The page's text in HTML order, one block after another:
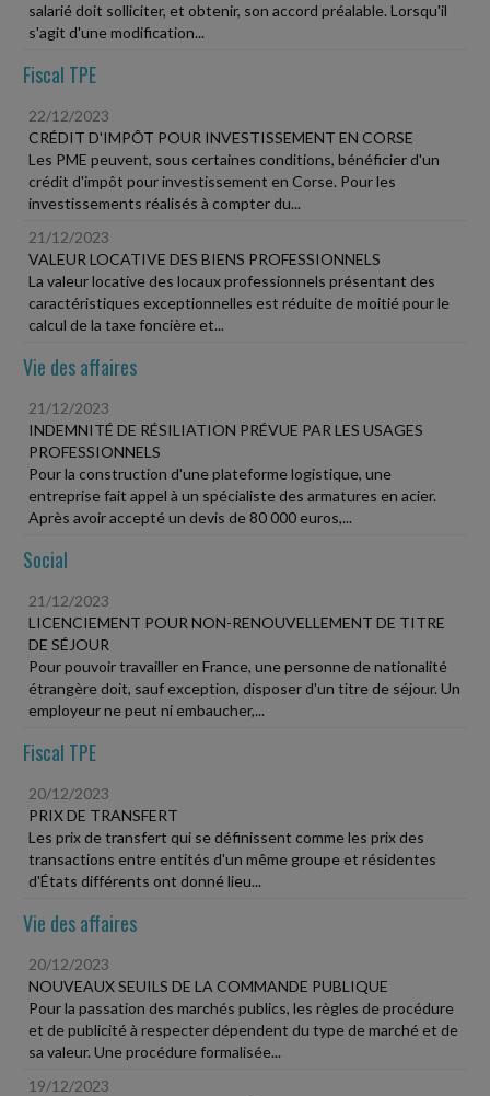
salarié doit solliciter, et obtenir, son accord préalable. Lorsqu'il
s'agit d'une modification...
Fiscal TPE
22/12/2023
CRÉDIT D'IMPÔT POUR INVESTISSEMENT EN CORSE
Les PME peuvent, sous certaines conditions, bénéficier d'un
crédit d'impôt pour investissement en Corse. Pour les
investissements réalisés à compter du...
21/12/2023
VALEUR LOCATIVE DES BIENS PROFESSIONNELS
La valeur locative des locaux professionnels présentant des
caractéristiques exceptionnelles est réduite de moitié pour le
calcul de la taxe foncière et...
Vie des affaires
21/12/2023
INDEMNITÉ DE RÉSILIATION PRÉVUE PAR LES USAGES
PROFESSIONNELS
Pour la construction d'une plateforme logistique, une
entreprise fait appel à un spécialiste des armatures en acier.
Après avoir accepté un devis de 80 000 euros,...
Social
21/12/2023
LICENCIEMENT POUR NON-RENOUVELLEMENT DE TITRE
DE SÉJOUR
Pour pouvoir travailler en France, une personne de nationalité
étrangère doit, sauf exception, disposer d'un titre de séjour. Un
employeur ne peut ni embaucher,...
Fiscal TPE
20/12/2023
PRIX DE TRANSFERT
Les prix de transfert qui se définissent comme les prix des
transactions entre entités d'un même groupe et résidentes
d'États différents ont donné lieu...
Vie des affaires
20/12/2023
NOUVEAUX SEUILS DE LA COMMANDE PUBLIQUE
Pour la passation des marchés publics, les règles de procédure
et de publicité à respecter dépendent du type de marché et de
sa valeur. Une procédure formalisée...
19/12/2023